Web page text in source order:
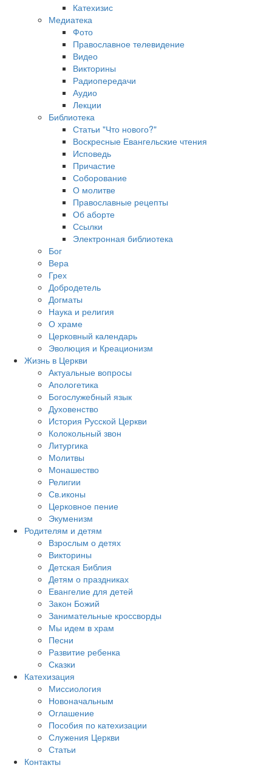
Катехизис
Медиатека
Фото
Православное телевидение
Видео
Викторины
Радиопередачи
Аудио
Лекции
Библиотека
Статьи "Что нового?"
Воскресные Евангельские чтения
Исповедь
Причастие
Соборование
О молитве
Православные рецепты
Об аборте
Ссылки
Электронная библиотека
Бог
Вера
Грех
Добродетель
Догматы
Наука и религия
О храме
Церковный календарь
Эволюция и Креационизм
Жизнь в Церкви
Актуальные вопросы
Апологетика
Богослужебный язык
Духовенство
История Русской Церкви
Колокольный звон
Литургика
Молитвы
Монашество
Религии
Св.иконы
Церковное пение
Экуменизм
Родителям и детям
Взрослым о детях
Викторины
Детская Библия
Детям о праздниках
Евангелие для детей
Закон Божий
Занимательные кроссворды
Мы идем в храм
Песни
Развитие ребенка
Сказки
Катехизация
Миссиология
Новоначальным
Оглашение
Пособия по катехизации
Служения Церкви
Статьи
Контакты